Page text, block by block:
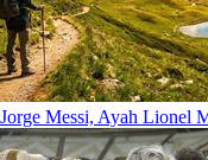
Jorge Messi, Ayah Lionel